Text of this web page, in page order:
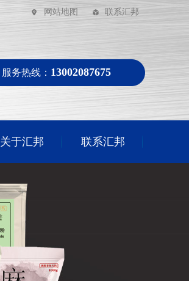
网站地图 联系汇邦
服务热线： 13002087675
关于汇邦 联系汇邦